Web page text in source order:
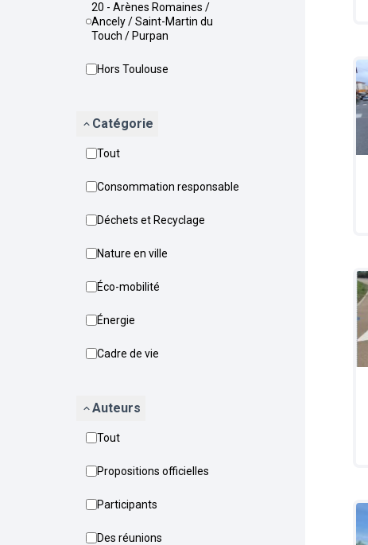
20 - Arènes Romaines /
Ancely / Saint-Martin du
Touch / Purpan
Hors Toulouse
Catégorie
Tout
Consommation responsable
Déchets et Recyclage
Nature en ville
Éco-mobilité
Énergie
Cadre de vie
Auteurs
Tout
Propositions officielles
Participants
Des réunions